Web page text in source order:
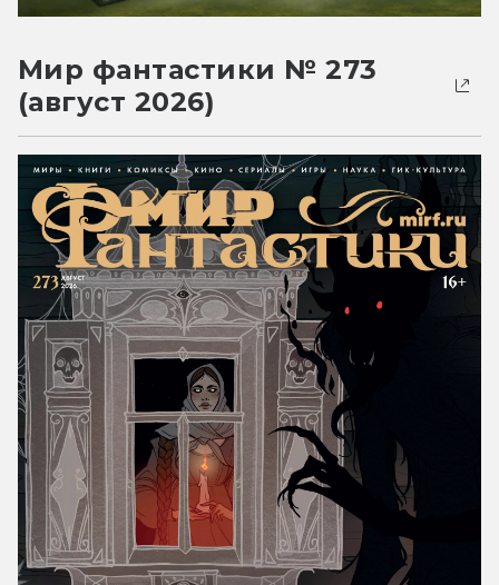
Мир фантастики № 273
(август 2026)